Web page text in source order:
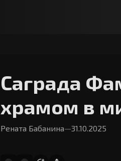
Саграда
храмом в
Рената Бабанина—31.10.2025